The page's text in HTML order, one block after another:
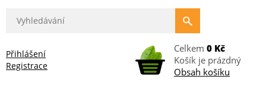
Přihlášení
Registrace
Celkem 0 Kč
Košík je prázdný
Obsah košíku